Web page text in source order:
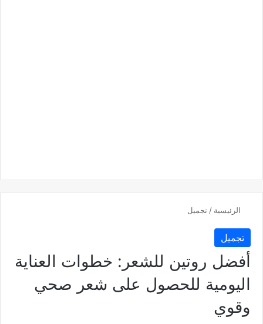
الرئيسية / تجميل
تجميل
أفضل روتين للشعر: خطوات العناية
اليومية للحصول على شعر صحي
وقوي